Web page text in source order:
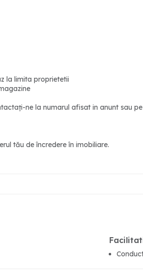
la limita proprietetii
ne la numarul afisat in anunt sau
tău de încredere în imobiliare.